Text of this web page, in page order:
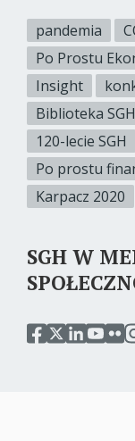
pandemia
Po Prostu
Insight
Biblioteka SGH
120-lecie SGH
Po prostu
Karpacz 2020
SGH W
przejdź
przejdź
przejdź
przejdź